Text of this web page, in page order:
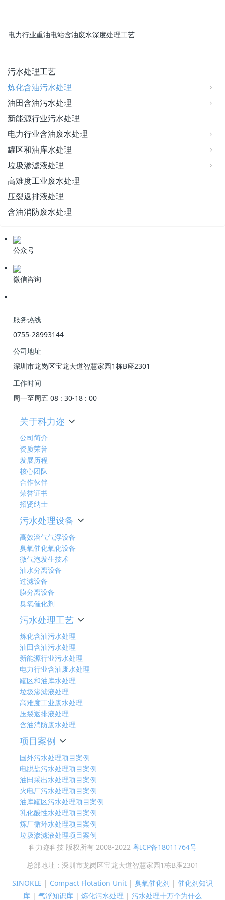
电力行业重油电站含油废水深度处理工艺
污水处理工艺
炼化含油污水处理
油田含油污水处理
新能源行业污水处理
电力行业含油废水处理
罐区和油库水处理
垃圾渗滤液处理
高难度工业废水处理
压裂返排液处理
含油消防废水处理
公众号
微信咨询
服务热线
0755-28993144
公司地址
深圳市龙岗区宝龙大道智慧家园1栋B座2301
工作时间
周一至周五 08 : 30-18 : 00
关于科力迩
公司简介
资质荣誉
发展历程
核心团队
合作伙伴
荣誉证书
招贤纳士
污水处理设备
高效溶气气浮设备
臭氧催化氧化设备
微气泡发生技术
油水分离设备
过滤设备
膜分离设备
臭氧催化剂
污水处理工艺
炼化含油污水处理
油田含油污水处理
新能源行业污水处理
电力行业含油废水处理
罐区和油库水处理
垃圾渗滤液处理
高难度工业废水处理
压裂返排液处理
含油消防废水处理
项目案例
国外污水处理项目案例
电脱盐污水处理项目案例
油田采出水处理项目案例
火电厂污水处理项目案例
油库罐区污水处理项目案例
乳化酸性水处理项目案例
炼厂循环水处理项目案例
垃圾渗滤液处理项目案例
科力迩科技 版权所有 2008-2022 粤ICP备18011764号
总部地址：深圳市龙岗区宝龙大道智慧家园1栋B座2301
SINOKLE | Compact Flotation Unit | 臭氧催化剂 | 催化剂知识
库 | 气浮知识库 | 炼化污水处理 | 污水处理十万个为什么